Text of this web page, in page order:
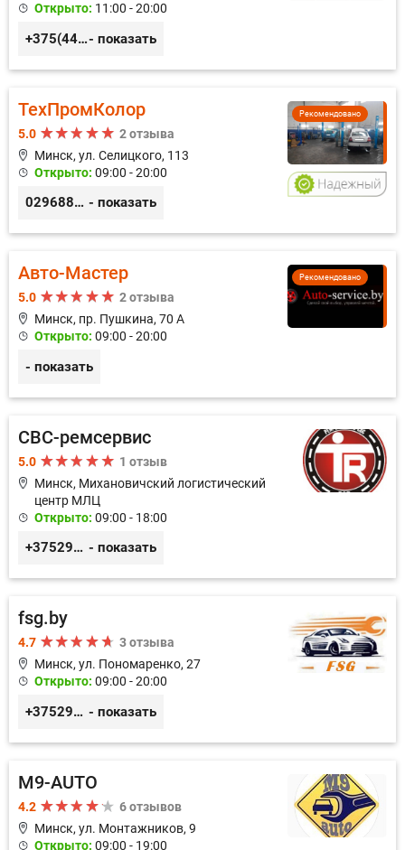
Открыто: 11:00 - 20:00
+375(44) 559-27-77- показать
Рекомендовано
ТехПромКолор
5.0
2 отзыва
Минск, ул. Селицкого, 113
Открыто: 09:00 - 20:00
0296889898 - показать
Рекомендовано
Авто-Мастер
5.0
2 отзыва
Минск, пр. Пушкина, 70 А
Открыто: 09:00 - 20:00
- показать
СВС-ремсервис
5.0
1 отзыв
Минск, Михановичский логистический
центр МЛЦ
Открыто: 09:00 - 18:00
+375296233505 - показать
fsg.by
4.7
3 отзыва
Минск, ул. Пономаренко, 27
Открыто: 09:00 - 20:00
+375291882338 - показать
M9-AUTO
4.2
6 отзывов
Минск, ул. Монтажников, 9
Открыто: 09:00 - 19:00